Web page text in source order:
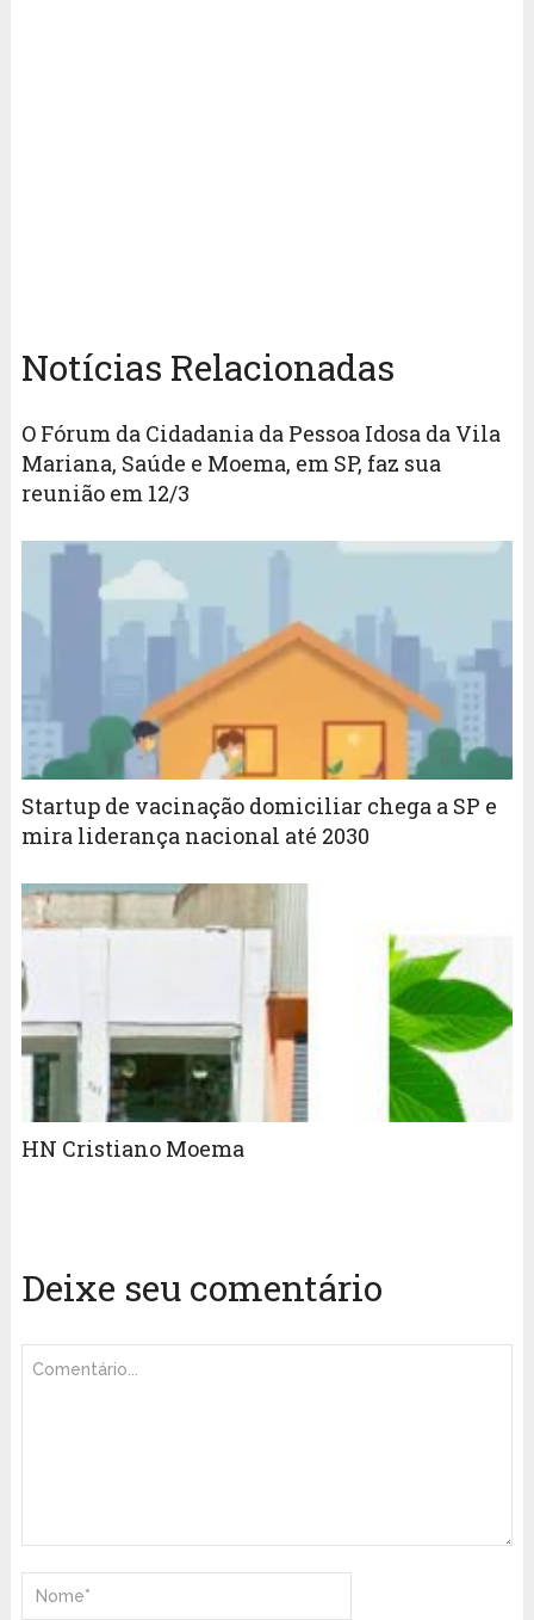
Notícias Relacionadas
O Fórum da Cidadania da Pessoa Idosa da Vila
Mariana, Saúde e Moema, em SP, faz sua
reunião em 12/3
Startup de vacinação domiciliar chega a SP e
mira liderança nacional até 2030
HN Cristiano Moema
Deixe seu comentário